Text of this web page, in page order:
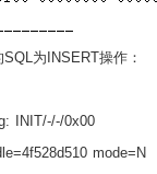
SQL 为INSERT操作：
INIT/-/-/0x00
mode=N